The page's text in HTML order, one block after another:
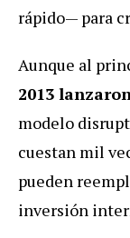
rápido— para
Aunque al
2013
modelo
cuestan mil
pueden
inversión